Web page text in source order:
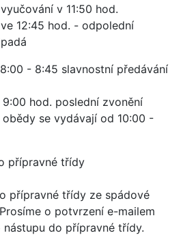
v 11:50 hod.
12:45 hod. - odpolední
- 8:45 slavnostní předávání
zvonění
od 10:00 -
přípravné třídy
přípravné třídy ze spádové
o potvrzení e-mailem
do přípravné třídy.